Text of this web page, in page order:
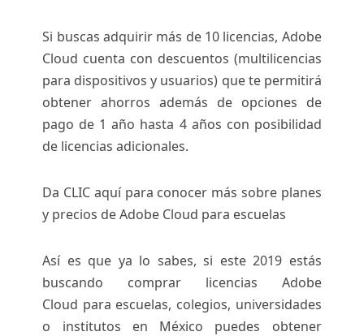
Si buscas adquirir más de 10 licencias, Adobe
Cloud cuenta con descuentos (multilicencias
para dispositivos y usuarios) que te permitirá
obtener ahorros además de opciones de
pago de 1 año hasta 4 años con posibilidad
de licencias adicionales.
Da CLIC aquí para conocer más sobre planes
y precios de Adobe Cloud para escuelas
Así es que ya lo sabes, si este 2019 estás
buscando comprar licencias Adobe
Cloud para escuelas, colegios, universidades
o institutos en México puedes obtener